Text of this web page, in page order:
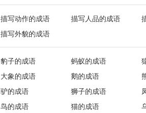
描写动作的成语 描写人品的成语
描写外貌的成语
豹子的成语 蚂蚁的成语
大象的成语 鹅的成语
驴的成语 狮子的成语
鸟的成语 猫的成语